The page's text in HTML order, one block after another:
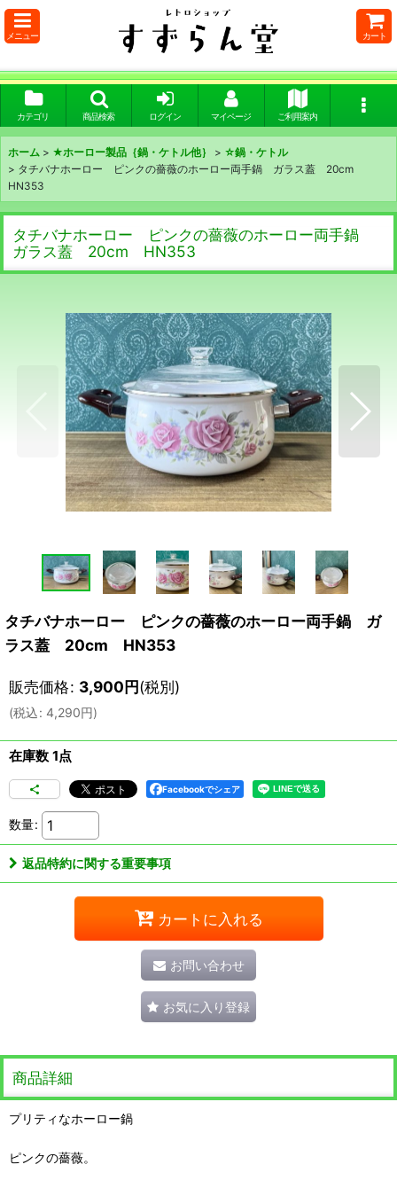
メニュー カート
カテゴリ 商品検索 ログイン マイページ ご利用案内
ホーム > ★ホーロー製品｛鍋・ケトル他｝ > ☆鍋・ケトル
> タチバナホーロー ピンクの薔薇のホーロー両手鍋 ガラス蓋 20cm
HN353
タチバナホーロー ピンクの薔薇のホーロー両手鍋
ガラス蓋 20cm HN353
タチバナホーロー ピンクの薔薇のホーロー両手鍋 ガ
ラス蓋 20cm HN353
販売価格: 3,900円(税別)
(税込: 4,290円)
在庫数 1点
Facebookでシェア
数量:
返品特約に関する重要事項
カートに入れる
お問い合わせ
お気に入り登録
商品詳細
プリティなホーロー鍋
ピンクの薔薇。